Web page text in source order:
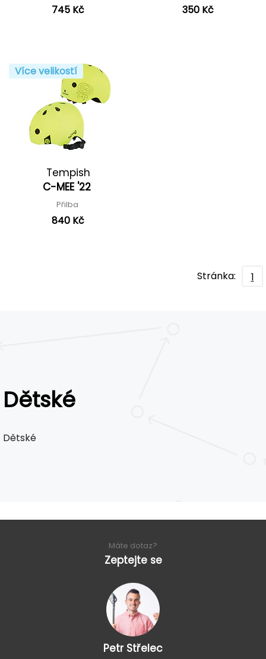
745 Kč 350 Kč
Více velikostí
Tempish
C-MEE '22
Přilba
840 Kč
Stránka: 1
Dětské
Dětské
Máte dotaz?
Zeptejte se
Petr Střelec